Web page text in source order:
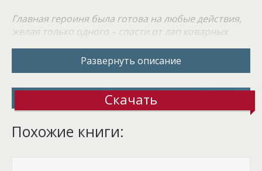
Главная героиня была готова на любые действия,
желая только одного – спасти от лап коварных
реализации своих планов потребуется выйти
замуж? Почему бы и нет! Только она
пусть даже брак и фиктивен, обречен на разрыв в
тот момент, когда в нём больше не будет
Развернуть описание
Скачать
Похожие книги: